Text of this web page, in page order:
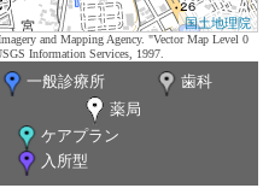
国土地理院
and Mapping Agency. "Vector Map Level 0
Information Services, 1997.
一般診療所
歯科
薬局
ケアプラン
入所型